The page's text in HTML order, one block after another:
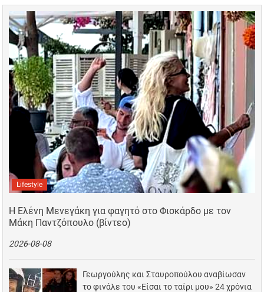
Lifestyle
Η Ελένη Μενεγάκη για φαγητό στο Φισκάρδο με τον
Μάκη Παντζόπουλο (βίντεο)
2026-08-08
Γεωργούλης και Σταυροπούλου αναβίωσαν
το φινάλε του «Είσαι το ταίρι μου» 24 χρόνια